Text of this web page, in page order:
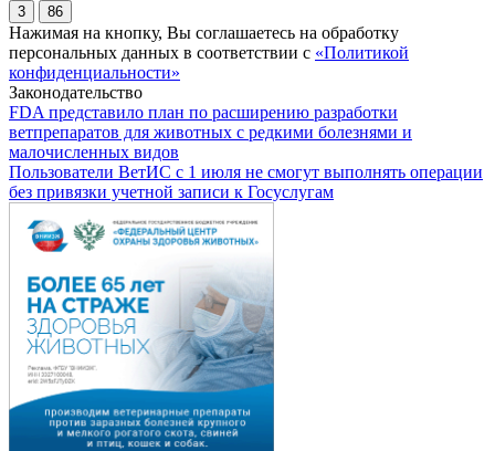
3 86
Нажимая на кнопку, Вы соглашаетесь на обработку
персональных данных в соответствии с «Политикой
конфиденциальности»
Законодательство
FDA представило план по расширению разработки
ветпрепаратов для животных с редкими болезнями и
малочисленных видов
Пользователи ВетИС с 1 июля не смогут выполнять операции
без привязки учетной записи к Госуслугам